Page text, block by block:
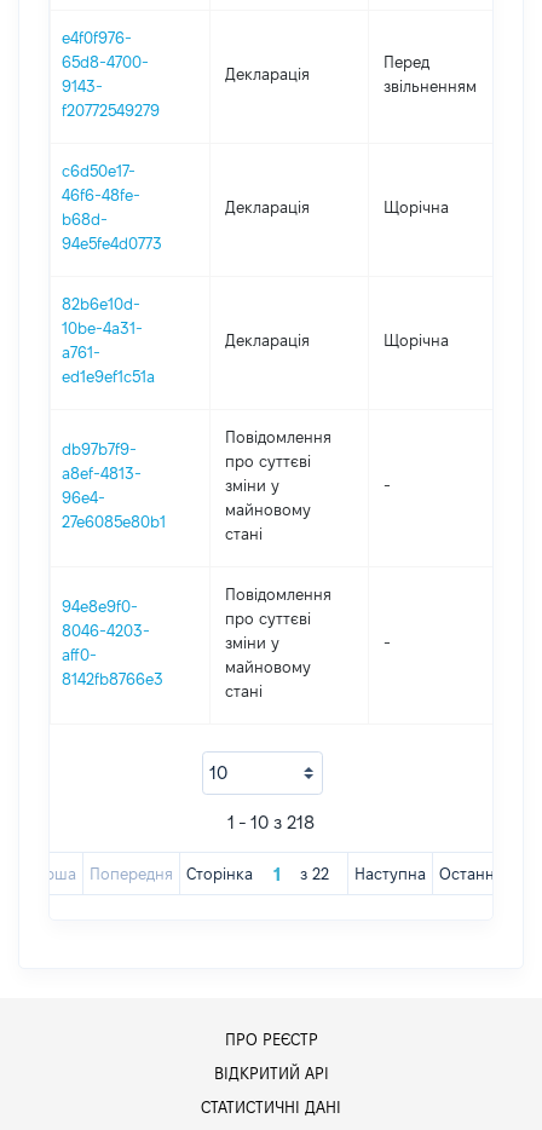
e4f0f976-
65d8-4700-
9143-
f20772549279
Декларація
Перед
звільненням
c6d50e17-
46f6-48fe-
b68d-
94e5fe4d0773
Декларація Щорічна
82b6e10d-
10be-4a31-
a761-
ed1e9ef1c51a
Декларація Щорічна
db97b7f9-
a8ef-4813-
96e4-
27e6085e80b1
Повідомлення
про суттєві
зміни y
майновому
стані
-
94e8e9f0-
8046-4203-
aff0-
8142fb8766e3
Повідомлення
про суттєві
зміни y
майновому
стані
-
1 - 10 з 218
Перша Попередня Сторінка з 22 Наступна Остання
ПРО РЕЄСТР
ВІДКРИТИЙ АРІ
СТАТИСТИЧНІ ДАНІ